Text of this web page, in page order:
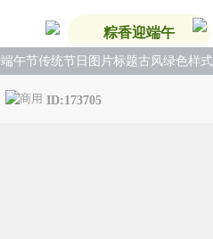
粽香迎端午
端午节传统节日图片标题古风绿色样式
ID:173705